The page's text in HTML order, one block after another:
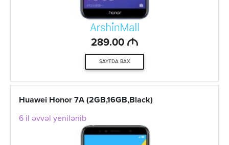
289.00 M
SAYTDA BAX
Huawei Honor 7A (2GB,16GB,Black)
6 il əvvəl yenilənib